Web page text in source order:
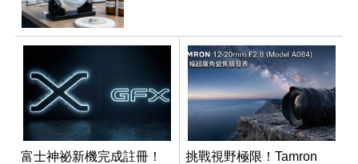
富士神祕新機完成註冊！
挑戰視野極限！Tamron